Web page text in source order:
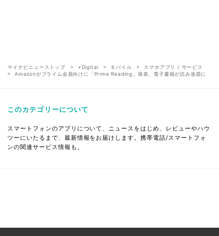
マイナビニューストップ +Digital モバイル
スマホアプリ / サービス
Amazonがプライム会員向けに「Prime Reading」発表、電子書籍が読み放題に
このカテゴリーについて
スマートフォンのアプリについて、ニュースをはじめ、レビューやハウ
ツーにいたるまで、最新情報をお届けします。携帯電話/スマートフォ
ンの関連サービス情報も。